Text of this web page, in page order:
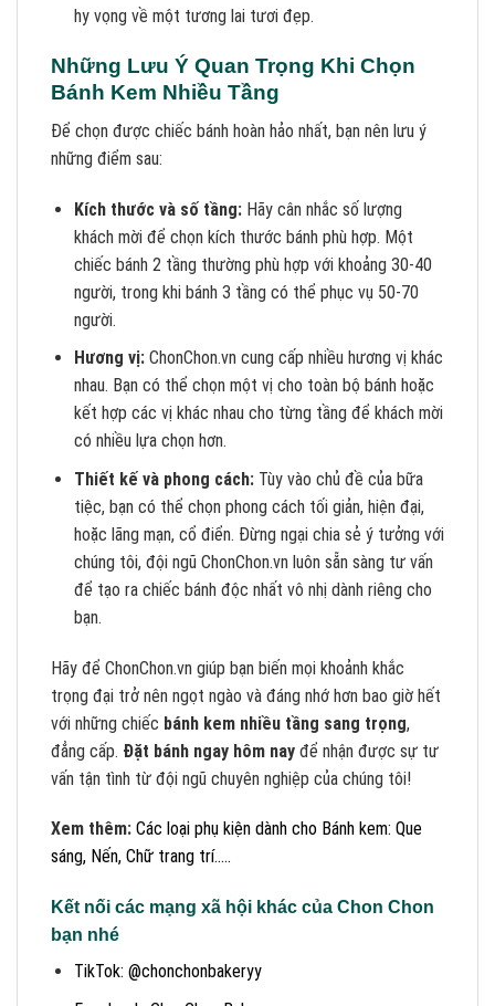
hy vọng về một tương lai tươi đẹp.
Những Lưu Ý Quan Trọng Khi Chọn
Bánh Kem Nhiều Tầng
Để chọn được chiếc bánh hoàn hảo nhất, bạn nên lưu ý
những điểm sau:
Kích thước và số tầng:Hãy cân nhắc số lượng
khách mời để chọn kích thước bánh phù hợp. Một
chiếc bánh 2 tầng thường phù hợp với khoảng 30-40
người, trong khi bánh 3 tầng có thể phục vụ 50-70
người.
Hương vị:ChonChon.vn cung cấp nhiều hương vị khác
nhau. Bạn có thể chọn một vị cho toàn bộ bánh hoặc
kết hợp các vị khác nhau cho từng tầng để khách mời
có nhiều lựa chọn hơn.
Thiết kế và phong cách:Tùy vào chủ đề của bữa
tiệc, bạn có thể chọn phong cách tối giản, hiện đại,
hoặc lãng mạn, cổ điển. Đừng ngại chia sẻ ý tưởng với
chúng tôi, đội ngũ ChonChon.vn luôn sẵn sàng tư vấn
để tạo ra chiếc bánh độc nhất vô nhị dành riêng cho
bạn.
Hãy để ChonChon.vn giúp bạn biến mọi khoảnh khắc
trọng đại trở nên ngọt ngào và đáng nhớ hơn bao giờ hết
với những chiếc bánh kem nhiều tầng sang trọng,
đẳng cấp. Đặt bánh ngay hôm nay để nhận được sự tư
vấn tận tình từ đội ngũ chuyên nghiệp của chúng tôi!
Xem thêm: Các loại phụ kiện dành cho Bánh kem: Que
sáng, Nến, Chữ trang trí.....
Kết nối các mạng xã hội khác của Chon Chon
bạn nhé
TikTok: @chonchonbakeryy